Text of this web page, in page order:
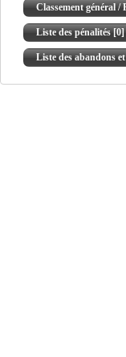
Classement général /
Liste des pénalités [0]
Liste des abandons